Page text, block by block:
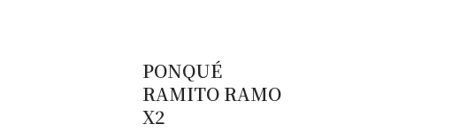
PONQUÉ
RAMITO RAMO
X2